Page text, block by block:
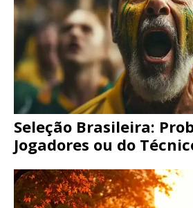
Seleção Brasileira:
Jogadores ou do